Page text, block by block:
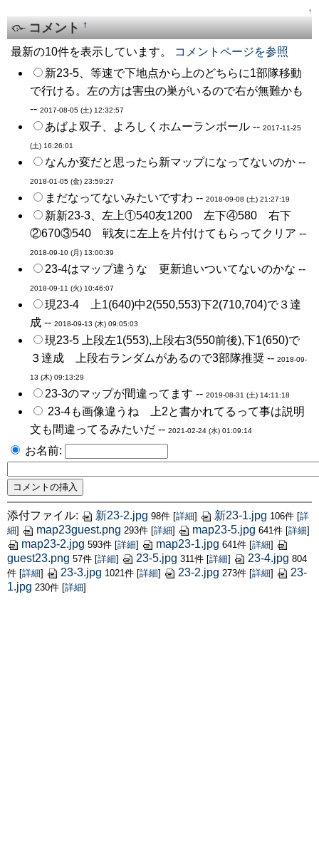
↑
コメント†
最新の10件を表示しています。
コメントページを参照
新23-5、等速で下地点から上のどちらに1部隊移動
で行ける。左の方は害虫の巣がいるので右が無難かも
-- 2017-08-05 (土) 12:32:57
あばよ双子、よろしくホムーランボール -- 2017-11-25
(土) 16:26:01
なんか変だと思ったら新マップになってないのか --
2018-01-05 (金) 23:59:27
まだなってないみたいですわ -- 2018-09-08 (土) 21:27:19
新新23-3、左上①540友1200 左下④580 右下
②670③540 戦友に左上を片付けてもらってクリア --
2018-09-10 (月) 13:00:39
23-4はマップ違うな 更新追いついてないのかな --
2018-09-11 (火) 10:46:07
現23-4 上1(640)中2(550,553)下2(710,704)で３達
成 -- 2018-09-13 (木) 09:05:03
現23-5 上段左1(553),上段右3(550前後),下1(650)で
３達成 上段右ランダムがあるので3部隊推奨 -- 2018-09-
13 (木) 09:13:29
23-3のマップが間違ってます -- 2019-08-31 (土) 14:11:18
23-4も画像違うね 上2と書かれてるって事は説明
文も間違ってるみたいだ -- 2021-02-24 (水) 01:09:14
お名前:
添付ファイル: 新23-2.jpg 98件 [詳細] 新23-1.jpg 106件 [詳
細] map23guest.png 293件 [詳細] map23-5.jpg 641件 [詳細]
map23-2.jpg 593件 [詳細] map23-1.jpg 641件 [詳細]
guest23.png 57件 [詳細] 23-5.jpg 311件 [詳細] 23-4.jpg 804
件 [詳細] 23-3.jpg 1021件 [詳細] 23-2.jpg 273件 [詳細]
23-
1.jpg 230件 [詳細]